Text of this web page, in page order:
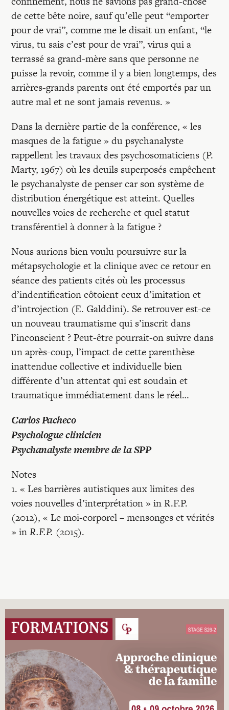
de cette bête noire, sauf qu’elle peut “emporter
pour de vrai”, comme me le disait un enfant, “le
virus, tu sais c’est pour de vrai”, virus qui a
terrassé sa grand-mère sans que personne ne
puisse la revoir, comme il y a bien longtemps, des
arrières-grands parents ont été emportés par un
autre mal et ne sont jamais revenus. »
Dans la dernière partie de la conférence, « les
masques de la fatigue » du psychanalyste
rappellent les travaux des psychosomaticiens (P.
Marty, 1967) où les deuils superposés empêchent
le psychanalyste de penser car son système de
distribution énergétique est atteint. Quelles
nouvelles voies de recherche et quel statut
transférentiel à donner à la fatigue ?
Nous aurions bien voulu poursuivre sur la
métapsychologie et la clinique avec ce retour en
séance des patients cités où les processus
d’indentification côtoient ceux d’imitation et
d’introjection (E. Galddini). Se retrouver est-ce
un nouveau traumatisme qui s’inscrit dans
l’inconscient ? Peut-être pourrait-on suivre dans
un après-coup, l’impact de cette parenthèse
inattendue collective et individuelle bien
différente d’un attentat qui est soudain et
traumatique immédiatement dans le réel…
Carlos Pacheco
Psychologue clinicien
Psychanalyste membre de la SPP
Notes
1. « Les barrières autistiques aux limites des
voies nouvelles d’interprétation » in R.F.P.
(2012), « Le moi-corporel – mensonges et vérités
» inR.F.P. (2015).